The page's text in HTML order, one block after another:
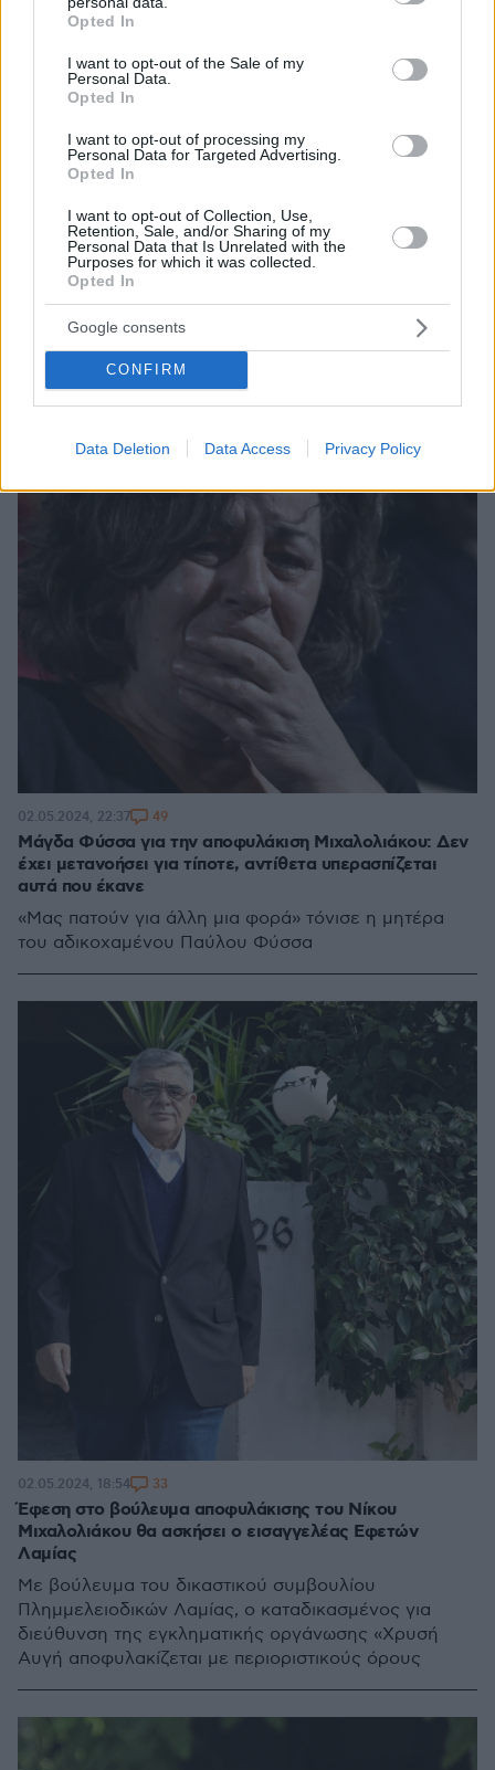
grant or deny consent to Google and its third-party tags to
use your data for below specified purposes in below Google
consent section.
Opted In
I want to opt-out of the Sale of my
Personal Data.
Opted In
I want to opt-out of processing my
Personal Data for Targeted Advertising.
Opted In
I want to opt-out of Collection, Use,
Retention, Sale, and/or Sharing of my
Personal Data that Is Unrelated with the
Purposes for which it was collected.
Opted In
Google consents
CONFIRM
Data Deletion Data Access Privacy Policy
Νίκου Μιχαλολιάκου
Ο αντεισαγγελέας Εφετών Λαμίας επισημαίνει ότι ο
προϋποθέσεις για την αποφυλάκισή του - Αναφέρει
ότι οι δημοσιεύσεις του υπέρ της Χρυσής
Αυγής καταδεικνύουν την κακή διαγωγή του και την
επικινδυνότητά του για την τέλεση νέων εγκλημάτων,
εφόσον αποφυλακιστεί
08.05.2024, 15:27
Μάγδα Φύσσα για την αποφυλάκιση Μιχαλολιάκου: Δεν
έχει μετανοήσει για τίποτε, αντίθετα υπερασπίζεται
αυτά που έκανε
«Μας πατούν για άλλη μια φορά» τόνισε η μητέρα
του αδικοχαμένου Παύλου Φύσσα
02.05.2024, 22:37 49
Έφεση στο βούλευμα αποφυλάκισης του Νίκου
Μιχαλολιάκου θα ασκήσει ο εισαγγελέας Εφετών
Λαμίας
Με βούλευμα του δικαστικού συμβουλίου
Πλημμελειοδικών Λαμίας, ο καταδικασμένος για
διεύθυνση της εγκληματικής οργάνωσης «Χρυσή
Αυγή αποφυλακίζεται με περιοριστικούς όρους
02.05.2024, 18:54 33